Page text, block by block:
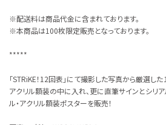
※配送料は商品代金に含まれております。
※本商品は100枚限定販売となっております。
*****
「STRiKE！12回表」にて撮影した写真から厳選した
アクリル額装の中に入れ、更に直筆サインとシリ
ル・アクリル額装ポスターを販売！